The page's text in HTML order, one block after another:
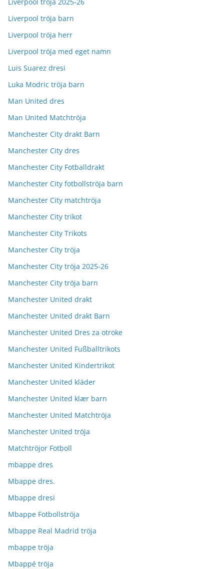
Liverpool tröja barn
Liverpool tröja herr
Liverpool tröja med eget namn
Luis Suarez dresi
Luka Modric tröja barn
Man United dres
Man United Matchtröja
Manchester City drakt Barn
Manchester City dres
Manchester City Fotballdrakt
Manchester City fotbollströja barn
Manchester City matchtröja
Manchester City trikot
Manchester City Trikots
Manchester City tröja
Manchester City tröja 2025-26
Manchester City tröja barn
Manchester United drakt
Manchester United drakt Barn
Manchester United Dres za otroke
Manchester United Fußballtrikots
Manchester United Kindertrikot
Manchester United kläder
Manchester United klær barn
Manchester United Matchtröja
Manchester United tröja
Matchtröjor Fotboll
mbappe dres
Mbappe dres.
Mbappe dresi
Mbappe Fotbollströja
Mbappe Real Madrid tröja
mbappe tröja
Mbappé tröja